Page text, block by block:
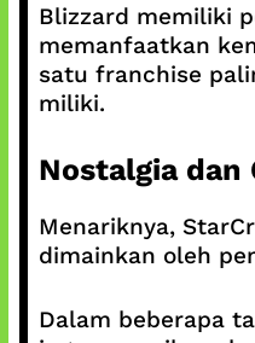
Blizzard memiliki
memanfaatkan
satu franchise
miliki.
Nostalgia dan
Menariknya,
dimainkan oleh
Dalam beberapa